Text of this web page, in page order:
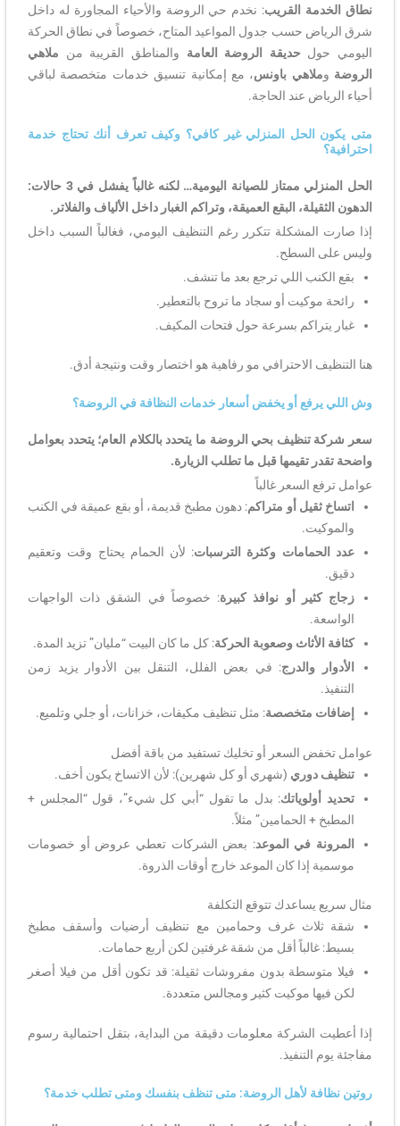
نطاق الخدمة القريب: نخدم حي الروضة والأحياء المجاورة له داخل
شرق الرياض حسب جدول المواعيد المتاح، خصوصاً في نطاق الحركة
اليومي حول حديقة الروضة العامة والمناطق القريبة من ملاهي
الروضة وملاهي باونس، مع إمكانية تنسيق خدمات متخصصة لباقي
أحياء الرياض عند الحاجة.
متى يكون الحل المنزلي غير كافي؟ وكيف تعرف أنك تحتاج خدمة
احترافية؟
الحل المنزلي ممتاز للصيانة اليومية… لكنه غالباً يفشل في 3 حالات:
الدهون الثقيلة، البقع العميقة، وتراكم الغبار داخل الألياف والفلاتر.
إذا صارت المشكلة تتكرر رغم التنظيف اليومي، فغالباً السبب داخل
وليس على السطح.
بقع الكنب اللي ترجع بعد ما تنشف.
رائحة موكيت أو سجاد ما تروح بالتعطير.
غبار يتراكم بسرعة حول فتحات المكيف.
هنا التنظيف الاحترافي مو رفاهية هو اختصار وقت ونتيجة أدق.
وش اللي يرفع أو يخفض أسعار خدمات النظافة في الروضة؟
سعر شركة تنظيف بحي الروضة ما يتحدد بالكلام العام؛ يتحدد بعوامل
واضحة تقدر تقيمها قبل ما تطلب الزيارة.
عوامل ترفع السعر غالباً
اتساخ ثقيل أو متراكم: دهون مطبخ قديمة، أو بقع عميقة في الكنب
والموكيت.
عدد الحمامات وكثرة الترسبات: لأن الحمام يحتاج وقت وتعقيم
دقيق.
زجاج كثير أو نوافذ كبيرة: خصوصاً في الشقق ذات الواجهات
الواسعة.
كثافة الأثاث وصعوبة الحركة: كل ما كان البيت “مليان” تزيد المدة.
الأدوار والدرج: في بعض الفلل، التنقل بين الأدوار يزيد زمن
التنفيذ.
إضافات متخصصة: مثل تنظيف مكيفات، خزانات، أو جلي وتلميع.
عوامل تخفض السعر أو تخليك تستفيد من باقة أفضل
تنظيف دوري (شهري أو كل شهرين): لأن الاتساخ يكون أخف.
تحديد أولوياتك: بدل ما تقول “أبي كل شيء”، قول “المجلس +
المطبخ + الحمامين” مثلاً.
المرونة في الموعد: بعض الشركات تعطي عروض أو خصومات
موسمية إذا كان الموعد خارج أوقات الذروة.
مثال سريع يساعدك تتوقع التكلفة
شقة ثلاث غرف وحمامين مع تنظيف أرضيات وأسقف مطبخ
بسيط: غالباً أقل من شقة غرفتين لكن أربع حمامات.
فيلا متوسطة بدون مفروشات ثقيلة: قد تكون أقل من فيلا أصغر
لكن فيها موكيت كثير ومجالس متعددة.
إذا أعطيت الشركة معلومات دقيقة من البداية، بتقل احتمالية رسوم
مفاجئة يوم التنفيذ.
روتين نظافة لأهل الروضة: متى تنظف بنفسك ومتى تطلب خدمة؟